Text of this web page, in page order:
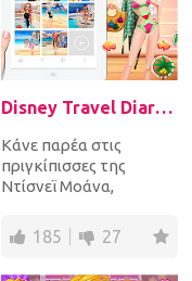
Disney Travel Diaries: Greece
Κάνε παρέα στις
πριγκίπισσες της
Ντίσνεϊ Μοάνα,
στις πολυτελείς
διακοπές τους στ...
185 27